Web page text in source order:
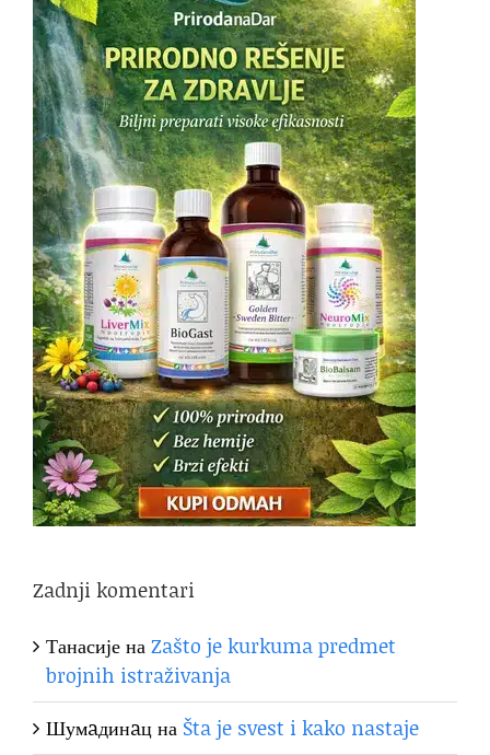
Zadnji komentari
ТанасијенаZašto je kurkuma predmet
brojnih istraživanja
Шумaдинaцна Šta je svest i kako nastaje